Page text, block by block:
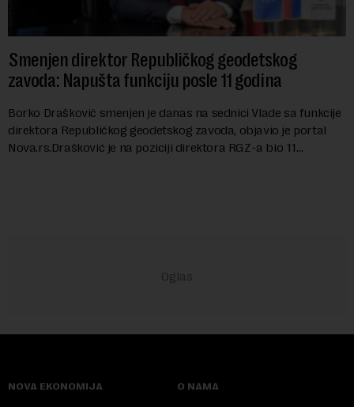
Smenjen direktor Republičkog geodetskog
zavoda: Napušta funkciju posle 11 godina
Borko Drašković smenjen je danas na sednici Vlade sa funkcije
direktora Republičkog geodetskog zavoda, objavio je portal
Nova.rs.Drašković je na poziciji direktora RGZ-a bio 11
NOVA EKONOMIJA O NAMA